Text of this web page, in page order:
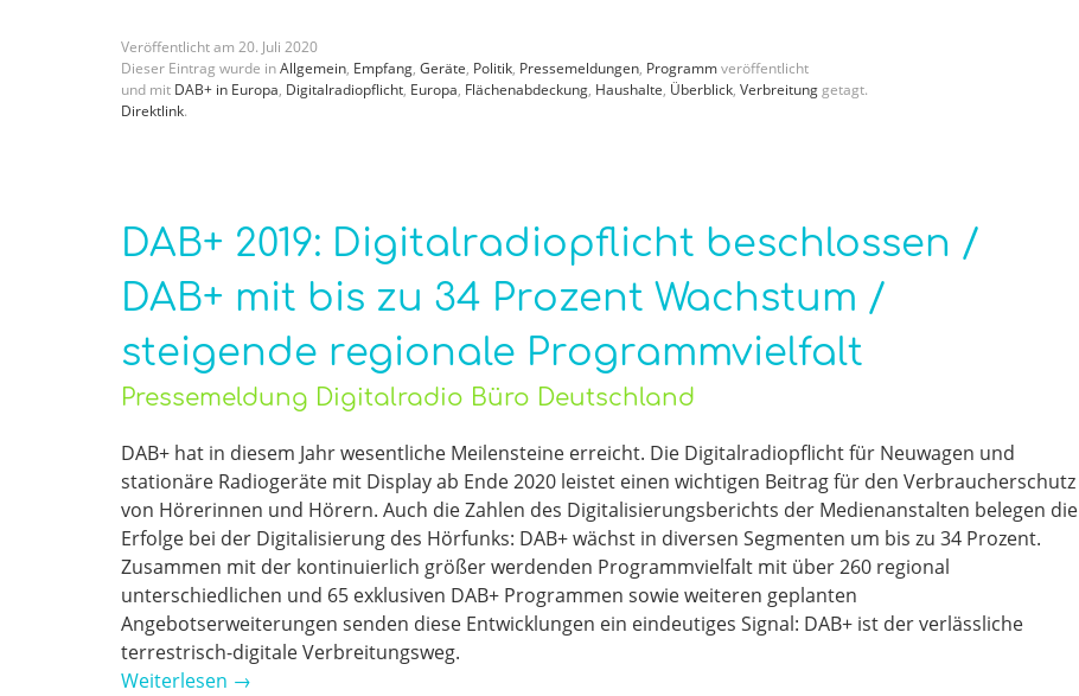
Veröffentlicht am 20. Juli 2020
Dieser Eintrag wurde inAllgemein, Empfang, Geräte, Politik, Pressemeldungen, Programmveröffentlicht
und mit DAB+ in Europa, Digitalradiopflicht, Europa, Flächenabdeckung, Haushalte, Überblick, Verbreitung getagt.
Direktlink.
DAB+ 2019: Digitalradiopflicht beschlossen /
DAB+ mit bis zu 34 Prozent Wachstum /
steigende regionale Programmvielfalt
Pressemeldung Digitalradio Büro Deutschland
DAB+ hat in diesem Jahr wesentliche Meilensteine erreicht. Die Digitalradiopflicht für Neuwagen und
stationäre Radiogeräte mit Display ab Ende 2020 leistet einen wichtigen Beitrag für den Verbraucherschutz
von Hörerinnen und Hörern. Auch die Zahlen des Digitalisierungsberichts der Medienanstalten belegen die
Erfolge bei der Digitalisierung des Hörfunks: DAB+ wächst in diversen Segmenten um bis zu 34 Prozent.
Zusammen mit der kontinuierlich größer werdenden Programmvielfalt mit über 260 regional
unterschiedlichen und 65 exklusiven DAB+ Programmen sowie weiteren geplanten
Angebotserweiterungen senden diese Entwicklungen ein eindeutiges Signal: DAB+ ist der verlässliche
terrestrisch-digitale Verbreitungsweg.
Weiterlesen →